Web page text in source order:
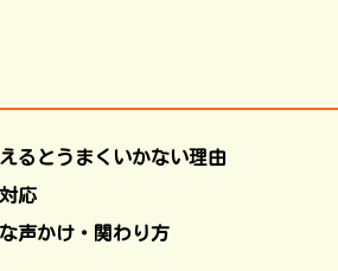
るとうまくいかない理由
応
声かけ・関わり方